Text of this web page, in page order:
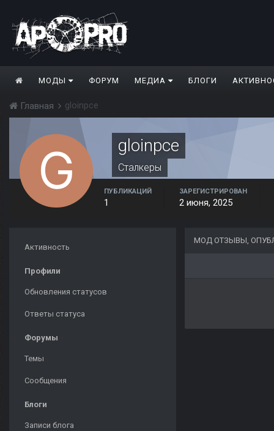
МОДЫ ФОРУМ МЕДИА БЛОГИ
Главная gloinpce
gloinpce
Сталкеры
ПУБЛИКАЦИЙ
1
ЗАРЕГИСТРИРОВАН
2 июня, 2025
Активность
Профили
Обновления статусов
Ответы статуса
Форумы
Темы
Сообщения
Блоги
Записи блога
МОД ОТЗЫВЫ,